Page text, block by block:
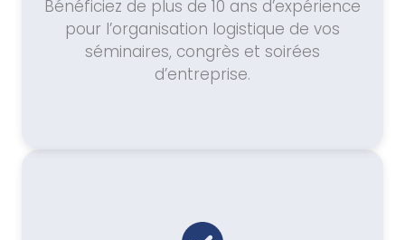
Bénéficiez de plus de 10 ans d’expérience
pour l’organisation logistique de vos
séminaires, congrès et soirées
d’entreprise.